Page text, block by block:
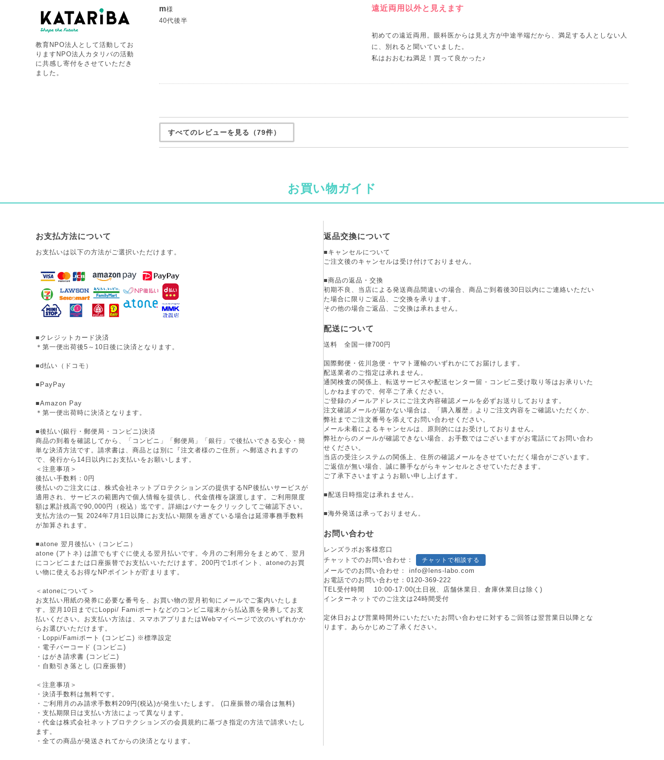
m様
40代後半
遠近両用以外と見えます
初めての遠近両用。眼科医からは見え方が中途半端だから、満足する人としない人
に、別れると聞いていました。
私はおおむね満足！買って良かった♪
すべてのレビューを見る（79件）
教育NPO法人として活動してお
りますNPO法人カタリバの活動
に共感し寄付をさせていただき
ました。
お買い物ガイド
お支払方法について
お支払いは以下の方法がご選択いただけます。
■クレジットカード決済
＊第一便出荷後5～10日後に決済となります。
■d払い（ドコモ）
■PayPay
■Amazon Pay
＊第一便出荷時に決済となります。
■後払い(銀行・郵便局・コンビニ)決済
商品の到着を確認してから、「コンビニ」「郵便局」「銀行」で後払いできる安心・簡
単な決済方法です。請求書は、商品とは別に『注文者様のご住所』へ郵送されますの
で、発行から14日以内にお支払いをお願いします。
＜注意事項＞
後払い手数料：0円
後払いのご注文には、株式会社ネットプロテクションズの提供するNP後払いサービスが
適用され、サービスの範囲内で個人情報を提供し、代金債権を譲渡します。ご利用限度
額は累計残高で90,000円（税込）迄です。詳細はバナーをクリックしてご確認下さい。
支払方法の一覧 2024年7月1日以降にお支払い期限を過ぎている場合は延滞事務手数料
が加算されます。
■atone 翌月後払い（コンビニ）
atone (アトネ) は誰でもすぐに使える翌月払いです。今月のご利用分をまとめて、翌月
にコンビニまたは口座振替でお支払いいただけます。200円で1ポイント、atoneのお買
い物に使えるお得なNPポイントが貯まります。
＜atoneについて＞
お支払い用紙の発券に必要な番号を、お買い物の翌月初旬にメールでご案内いたしま
す。翌月10日までにLoppi/ Famiポートなどのコンビニ端末から払込票を発券してお支
払いください。お支払い方法は、スマホアプリまたはWebマイページで次のいずれかか
らお選びいただけます。
・Loppi/Famiポート (コンビニ) ※標準設定
・電子バーコード (コンビニ)
・はがき請求書 (コンビニ)
・自動引き落とし (口座振替)
＜注意事項＞
・決済手数料は無料です。
・ご利用月のみ請求手数料209円(税込)が発生いたします。 (口座振替の場合は無料)
・支払期限日は支払い方法によって異なります。
・代金は株式会社ネットプロテクションズの会員規約 に基づき指定の方法で請求いたし
ます。
・全ての商品が発送されてからの決済となります。
返品交換について
■キャンセルについて
ご注文後のキャンセルは受け付けておりません。
■商品の返品・交換
初期不良、当店による発送商品間違いの場合、商品ご到着後30日以内にご連絡いただい
た場合に限りご返品、ご交換を承ります。
その他の場合ご返品、ご交換は承れません。
配送について
送料 全国一律700円
国際郵便・佐川急便・ヤマト運輸のいずれかにてお届けします。
配送業者のご指定は承れません。
通関検査の関係上、転送サービスや配送センター留・コンビニ受け取り等はお承りいた
しかねますので、何卒ご了承ください。
ご登録のメールアドレスにご注文内容確認メールを必ずお送りしております。
注文確認メールが届かない場合は、「購入履歴」よりご注文内容をご確認いただくか、
弊社までご注文番号を添えてお問い合わせください。
メール未着によるキャンセルは、原則的にはお受けしておりません。
弊社からのメールが確認できない場合、お手数ではございますがお電話にてお問い合わ
せください。
当店の受注システムの関係上、住所の確認メールをさせていただく場合がございます。
ご返信が無い場合、誠に勝手ながらキャンセルとさせていただきます。
ご了承下さいますようお願い申し上げます。
■配送日時指定は承れません。
■海外発送は承っておりません。
お問い合わせ
レンズラボお客様窓口
チャットでのお問い合わせ：
チャットで相談する
メールでのお問い合わせ： info@lens-labo.com
お電話でのお問い合わせ： 0120-369-222
TEL受付時間 10:00-17:00(土日祝、店舗休業日、倉庫休業日は除く)
インターネットでのご注文は24時間受付
定休日および営業時間外にいただいたお問い合わせに対するご回答は翌営業日以降とな
ります。あらかじめご了承ください。